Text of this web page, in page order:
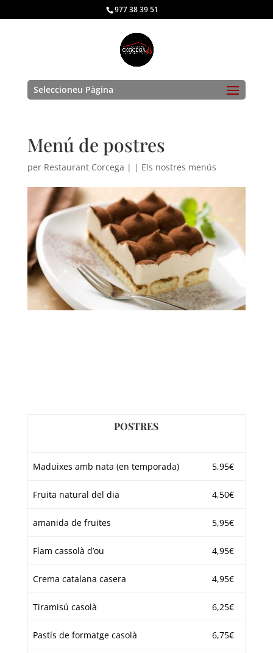
977 38 39 51
Seleccioneu Pàgina
Menú de postres
per Restaurant Corcega | | Els nostres menús
POSTRES
Maduixes amb nata (en temporada) 5,95€
Fruita natural del dia 4,50€
amanida de fruites 5,95€
Flam cassolà d’ou 4,95€
Crema catalana casera 4,95€
Tiramisú casolà 6,25€
Pastís de formatge casolà 6,75€